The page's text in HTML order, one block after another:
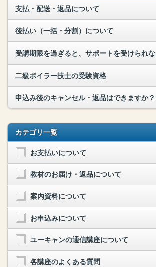
支払・配送・返品について
後払い（一括・分割）について
二級ボイラー技士の受験資格
申込み後のキャンセル・返品はできますか？
カテゴリ一覧
お支払いについて
教材のお届け・返品について
案内資料について
お申込みについて
ユーキャンの通信講座について
各講座のよくある質問